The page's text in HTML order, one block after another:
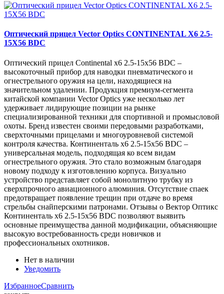
Оптический прицел Vector Optics CONTINENTAL X6 2.5-
15X56 BDC
Оптический прицел Continental x6 2.5-15x56 BDC –
высокоточный прибор для наводки пневматического и
огнестрельного оружия на цели, находящиеся на
значительном удалении. Продукция премиум-сегмента
китайской компании Vector Optics уже несколько лет
удерживает лидирующие позиции на рынке
специализированной техники для спортивной и промысловой
охоты. Бренд известен своими передовыми разработками,
сверхточными прицелами и многоуровневой системой
контроля качества. Континенталь x6 2.5-15x56 BDC –
универсальная модель, подходящая ко всем видам
огнестрельного оружия. Это стало возможным благодаря
новому подходу к изготовлению корпуса. Визуально
устройство представляет собой монолитную трубку из
сверхпрочного авиационного алюминия. Отсутствие спаек
предотвращает появление трещин при отдаче во время
стрельбы снайперскими патронами. Отзывы о Вектор Оптикс
Континенталь x6 2.5-15x56 BDC позволяют выявить
основные преимущества данной модификации, объясняющие
высокую востребованность среди новичков и
профессиональных охотников.
Нет в наличии
Уведомить
ИзбранноеСравнить